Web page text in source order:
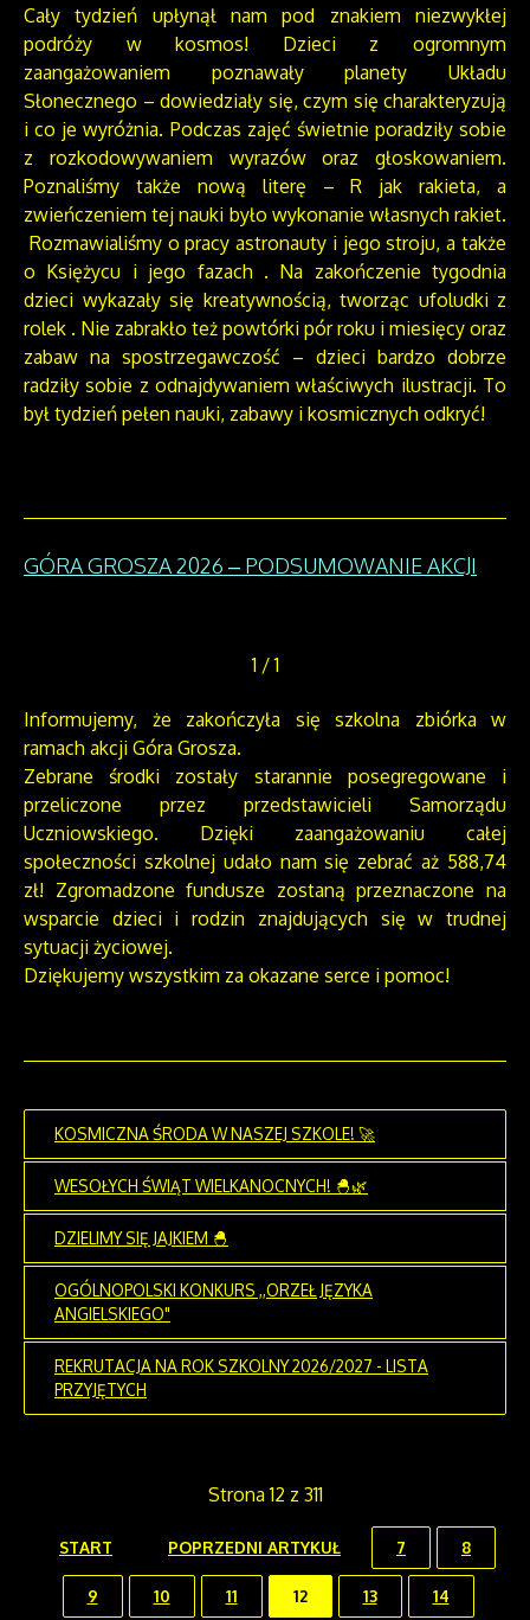
Cały tydzień upłynął nam pod znakiem niezwykłej
podróży w kosmos! Dzieci z ogromnym
zaangażowaniem poznawały planety Układu
Słonecznego – dowiedziały się, czym się charakteryzują
i co je wyróżnia. Podczas zajęć świetnie poradziły sobie
z rozkodowywaniem wyrazów oraz głoskowaniem.
Poznaliśmy także nową literę – R jak rakieta, a
zwieńczeniem tej nauki było wykonanie własnych rakiet.
Rozmawialiśmy o pracy astronauty i jego stroju, a także
o Księżycu i jego fazach . Na zakończenie tygodnia
dzieci wykazały się kreatywnością, tworząc ufoludki z
rolek . Nie zabrakło też powtórki pór roku i miesięcy oraz
zabaw na spostrzegawczość – dzieci bardzo dobrze
radziły sobie z odnajdywaniem właściwych ilustracji. To
był tydzień pełen nauki, zabawy i kosmicznych odkryć!
GÓRA GROSZA 2026 – PODSUMOWANIE AKCJI
1/1
Informujemy, że zakończyła się szkolna zbiórka w
ramach akcji Góra Grosza.
Zebrane środki zostały starannie posegregowane i
przeliczone przez przedstawicieli Samorządu
Uczniowskiego. Dzięki zaangażowaniu całej
społeczności szkolnej udało nam się zebrać aż 588,74
zł! Zgromadzone fundusze zostaną przeznaczone na
wsparcie dzieci i rodzin znajdujących się w trudnej
sytuacji życiowej.
Dziękujemy wszystkim za okazane serce i pomoc!
KOSMICZNA ŚRODA W NASZEJ SZKOLE! 🚀
WESOŁYCH ŚWIĄT WIELKANOCNYCH! 🐣🌿
DZIELIMY SIĘ JAJKIEM 🐣
OGÓLNOPOLSKI KONKURS ,,ORZEŁ JĘZYKA
ANGIELSKIEGO"
REKRUTACJA NA ROK SZKOLNY 2026/2027 - LISTA
PRZYJĘTYCH
Strona 12 z 311
START POPRZEDNI ARTYKUŁ 7 8
9 10 11 12 13 14